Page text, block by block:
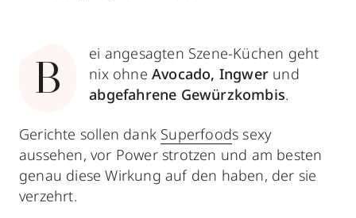
B
ei angesagten Szene-Küchen geht
nix ohneAvocado, Ingwer und
abgefahrene Gewürzkombis.
Gerichte sollen dank Superfoods sexy
aussehen, vor Power strotzen und am besten
genau diese Wirkung auf den haben, der sie
verzehrt.